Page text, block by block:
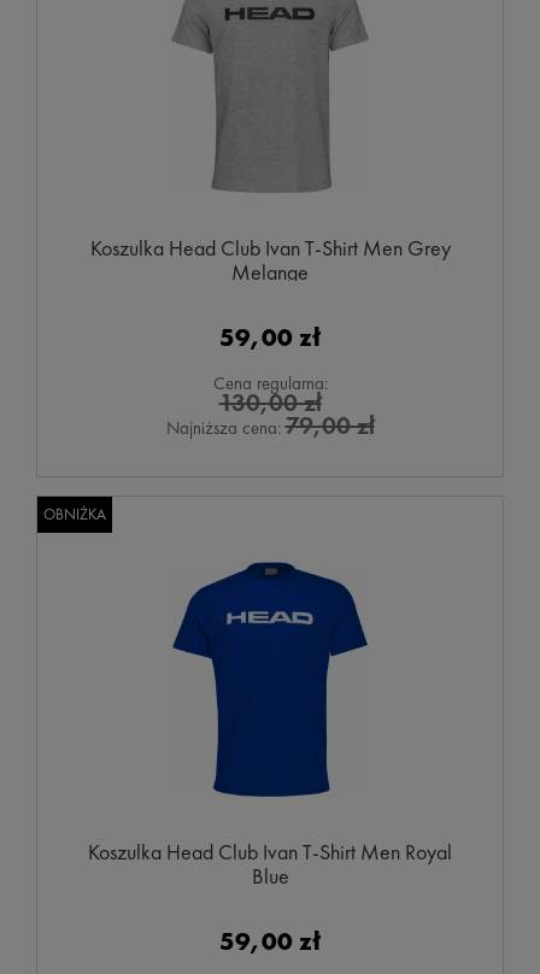
Koszulka Head Club Ivan T-Shirt Men Grey
Melange
59,00 zł
Cena regularna:
130,00 zł
Najniższa cena:79,00 zł
Koszulka Head Club Ivan T-Shirt Men Royal
Blue
59,00 zł
OBNIŻKA